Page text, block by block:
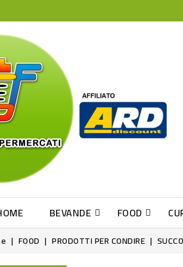
BEVANDE FOOD
FOOD PRODOTTI PER CONDIRE